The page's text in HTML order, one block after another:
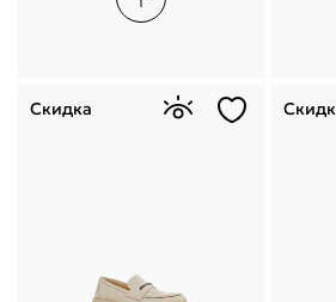
Скидка